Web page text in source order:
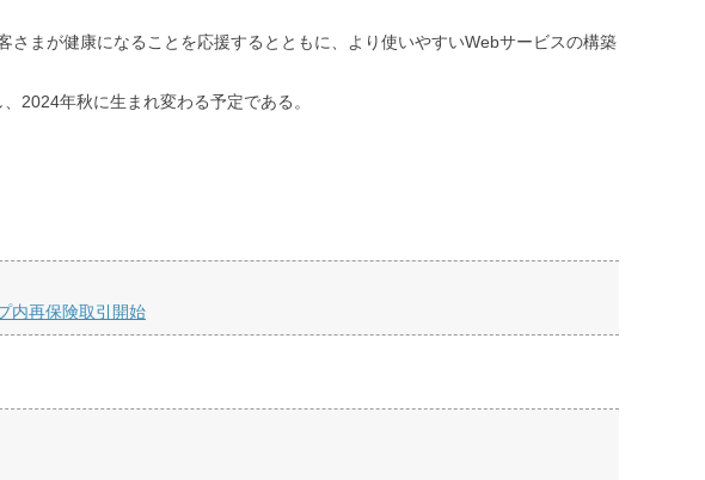
まが健康になることを応援するとともに、より使いやすいWebサービスの構築
2024年秋に生まれ変わる予定である。
内再保険取引開始